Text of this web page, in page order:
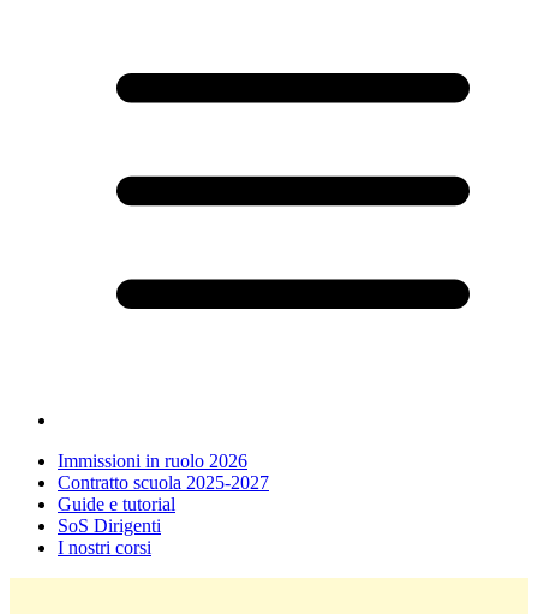
Immissioni in ruolo 2026
Contratto scuola 2025-2027
Guide e tutorial
SoS Dirigenti
I nostri corsi